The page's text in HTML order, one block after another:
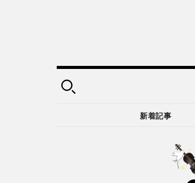
新着記事